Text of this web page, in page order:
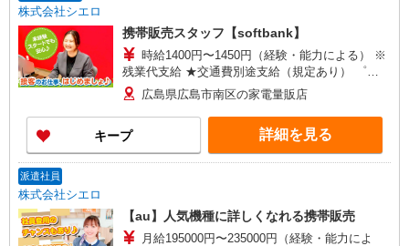
株式会社シエロ
携帯販売スタッフ【softbank】
時給1400円〜1450円（経験・能力による） ※
残業代支給 ★交通費別途支給（規定あり） ゜
+゜・。○。・゜+゜・。○。・゜+゜ 入社祝い金10
万円支給(規定有) お友達を紹介頂くと, インセンテ
ィブ支給(規定有) ★月2回払い・週払い可能（規程
有）★ ゜・。○。・゜+゜・。○。・゜+゜
広島県広島市南区の家電量販店
キープ 詳細を見る
派遣社員
株式会社シエロ
【au】人気機種に詳しくなれる携帯販売
月給195000円〜235000円（経験・能力によ